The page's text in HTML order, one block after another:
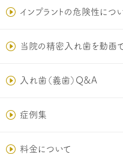
インプラントの危険性につ
当院の精密入れ歯を動画
入れ歯（義歯）Q&A
症例集
料金について